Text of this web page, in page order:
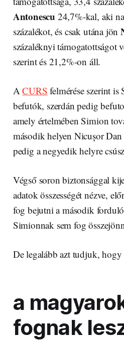
Antonescu 24,7%-kal, aki
százalékot, és csak utána jön
százaléknyi támogatottságot
szerint és 21,2%-on áll.
ACURS felmérése szerint
befutók, szerdán pedig
amely értelmében Simion
második helyen Nicușor
pedig a negyedik helyre
Végső soron biztonsággal
adatok összességét nézve,
fog bejutni a második
Simionnak sem fog
De legalább azt tudjuk, hogy
a
fognak